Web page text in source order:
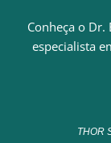
Conheça o
especialista
THOR